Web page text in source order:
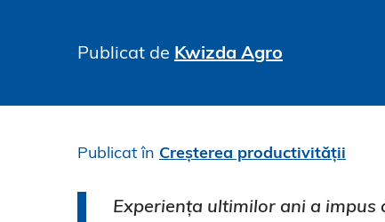
Publicat de Kwizda Agro
Publicat în Creșterea productivității
Experiența ultimilor ani a